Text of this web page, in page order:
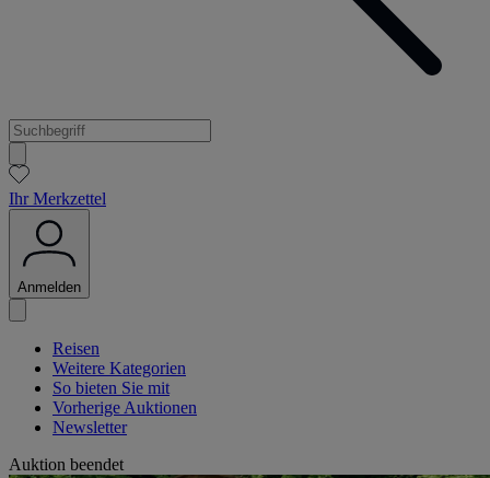
Ihr Merkzettel
Anmelden
Reisen
Weitere Kategorien
So bieten Sie mit
Vorherige Auktionen
Newsletter
Auktion beendet